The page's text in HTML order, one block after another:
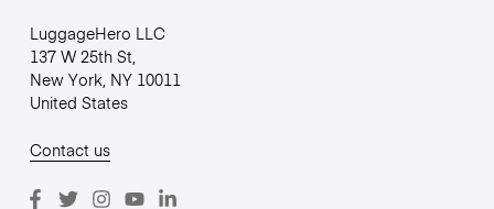
LuggageHero LLC
137 W 25th St,
New York, NY 10011
United States
Contact us